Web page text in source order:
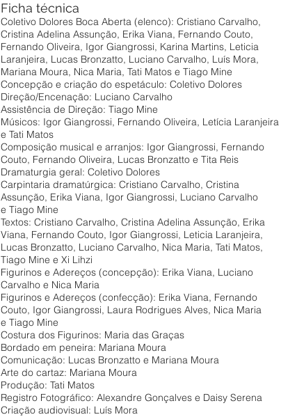
Ficha técnica
Coletivo Dolores Boca Aberta (elenco): Cristiano Carvalho,
Cristina Adelina Assunção, Erika Viana, Fernando Couto,
Fernando Oliveira, Igor Giangrossi, Karina Martins, Leticia
Laranjeira, Lucas Bronzatto, Luciano Carvalho, Luís Mora,
Mariana Moura, Nica Maria, Tati Matos e Tiago Mine
Concepção e criação do espetáculo: Coletivo Dolores
Direção/Encenação: Luciano Carvalho
Assistência de Direção: Tiago Mine
Músicos: Igor Giangrossi, Fernando Oliveira, Letícia Laranjeira
e Tati Matos
Composição musical e arranjos: Igor Giangrossi, Fernando
Couto, Fernando Oliveira, Lucas Bronzatto e Tita Reis
Dramaturgia geral: Coletivo Dolores
Carpintaria dramatúrgica: Cristiano Carvalho, Cristina
Assunção, Erika Viana, Igor Giangrossi, Luciano Carvalho
e Tiago Mine
Textos: Cristiano Carvalho, Cristina Adelina Assunção, Erika
Viana, Fernando Couto, Igor Giangrossi, Leticia Laranjeira,
Lucas Bronzatto, Luciano Carvalho, Nica Maria, Tati Matos,
Tiago Mine e Xi Lihzi
Figurinos e Adereços (concepção): Erika Viana, Luciano
Carvalho e Nica Maria
Figurinos e Adereços (confecção): Erika Viana, Fernando
Couto, Igor Giangrossi, Laura Rodrigues Alves, Nica Maria
e Tiago Mine
Costura dos Figurinos: Maria das Graças
Bordado em peneira: Mariana Moura
Comunicação: Lucas Bronzatto e Mariana Moura
Arte do cartaz: Mariana Moura
Produção: Tati Matos
Registro Fotográfico: Alexandre Gonçalves e Daisy Serena
Criação audiovisual: Luís Mora